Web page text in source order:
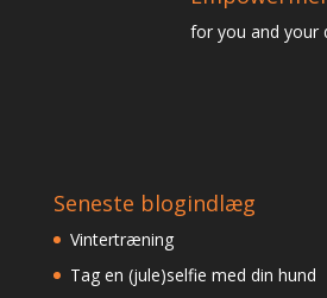
for you and your
Seneste blogindlæg
Vintertræning
Tag en (jule)selfie med din hund